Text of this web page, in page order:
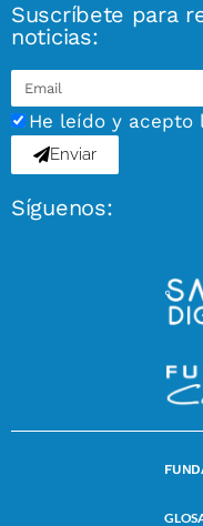
Suscríbete para
noticias:
He leído y acepto
Enviar
Síguenos: